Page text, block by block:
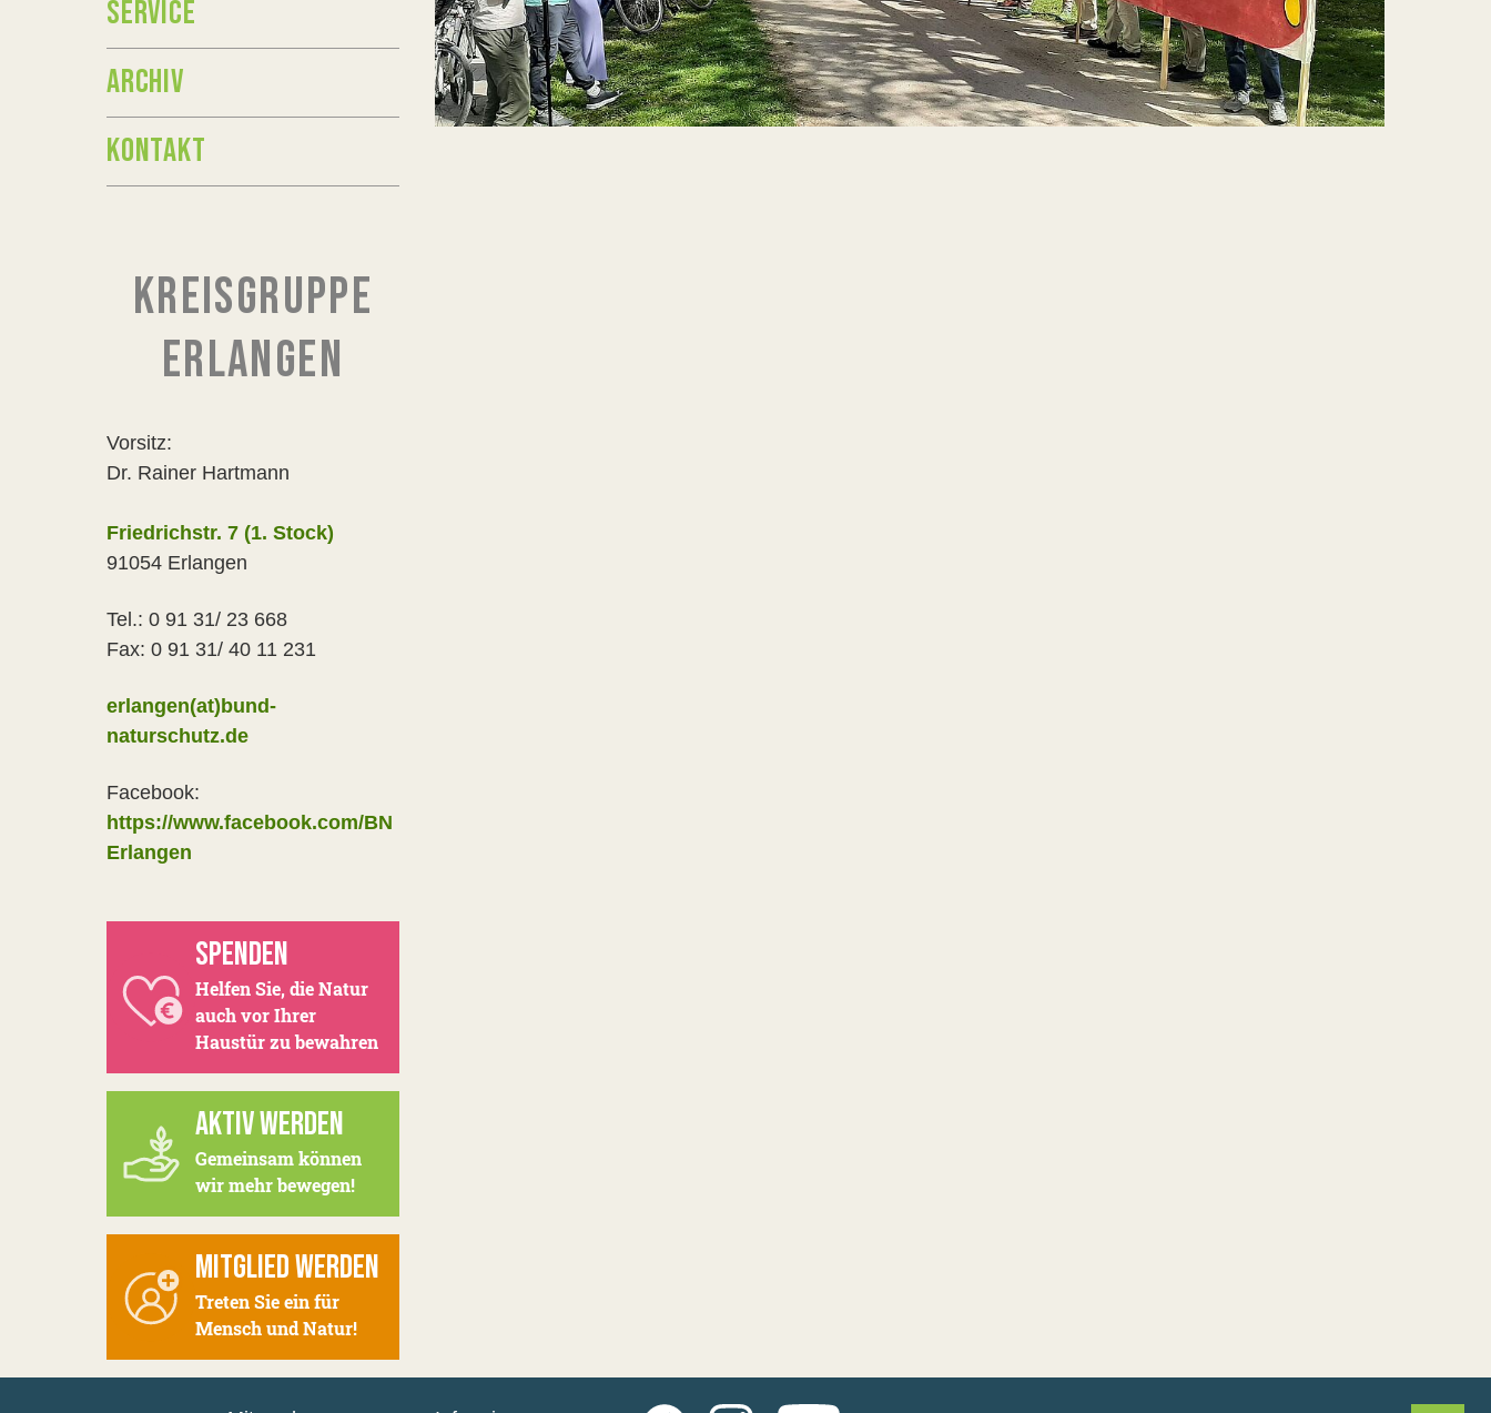
SERVICE
ARCHIV
KONTAKT
KREISGRUPPE
ERLANGEN
Vorsitz:
Dr. Rainer Hartmann
Friedrichstr. 7 (1. Stock)
91054 Erlangen
Tel.: 0 91 31/ 23 668
Fax: 0 91 31/ 40 11 231
erlangen(at)bund-
naturschutz.de
Facebook:
https://www.facebook.com/BN
Erlangen
SPENDEN
Helfen Sie, die Natur
auch vor Ihrer
Haustür zu bewahren
AKTIV WERDEN
Gemeinsam können
wir mehr bewegen!
MITGLIED WERDEN
Treten Sie ein für
Mensch und Natur!